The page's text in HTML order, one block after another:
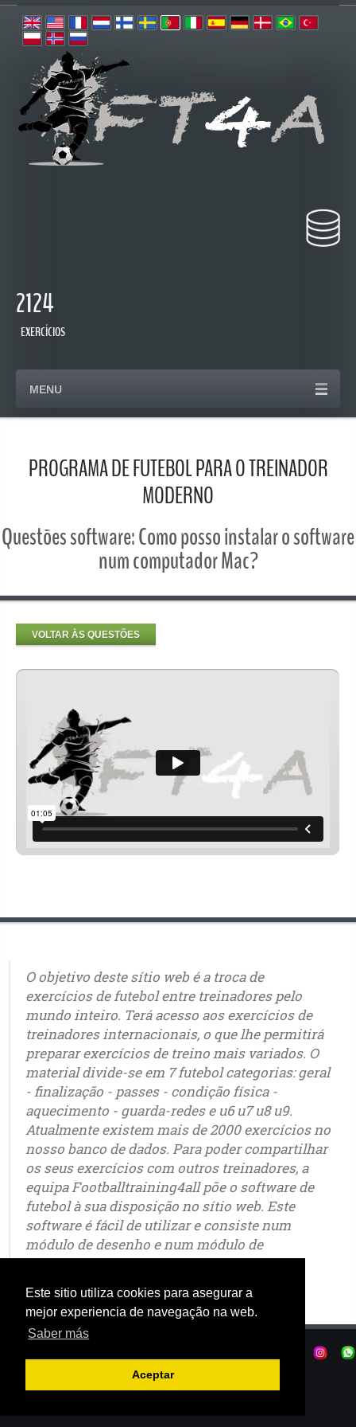
Este sitio utiliza cookies para asegurar a
mejor experiencia de navegação na web.
Saber más
Aceptar
2124
EXERCÍCIOS
MENU
PROGRAMA DE FUTEBOL PARA O TREINADOR
MODERNO
Questões software: Como posso instalar o software
num computador Mac?
VOLTAR ÀS QUESTÕES
O objetivo deste sítio web é a troca de
exercícios de futebol entre treinadores pelo
mundo inteiro. Terá acesso aos exercícios de
treinadores internacionais, o que lhe permitirá
preparar exercícios de treino mais variados. O
material divide-se em 7 futebol categorias: geral
- finalização - passes - condição física -
aquecimento - guarda-redes e u6 u7 u8 u9.
Atualmente existem mais de 2000 exercícios no
nosso banco de dados. Para poder compartilhar
os seus exercícios com outros treinadores, a
equipa Footballtraining4all põe o software de
futebol à sua disposição no sítio web. Este
software é fácil de utilizar e consiste num
módulo de desenho e num módulo de
animação.
|